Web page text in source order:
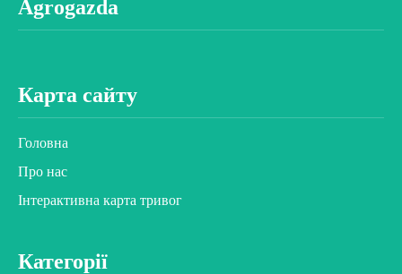
Agrogazda
Карта сайту
Головна
Про нас
Інтерактивна карта тривог
Категорії